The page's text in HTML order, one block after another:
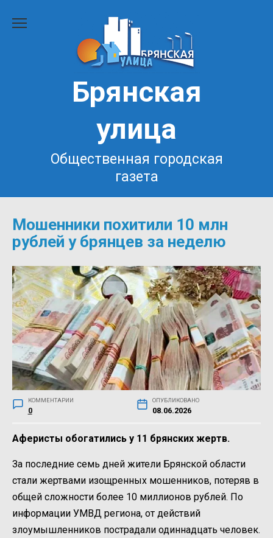
Брянская
улица
Общественная городская
газета
Мошенники похитили 10 млн
рублей у брянцев за неделю
КОММЕНТАРИИ
0
ОПУБЛИКОВАНО
08.06.2026
Аферисты обогатились у 11 брянских жертв.
За последние семь дней жители Брянской области
стали жертвами изощренных мошенников, потеряв в
общей сложности более 10 миллионов рублей. По
информации УМВД региона, от действий
злоумышленников пострадали одиннадцать человек.